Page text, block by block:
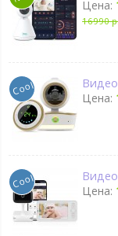
Цена:
16990
Цена:
Цена: